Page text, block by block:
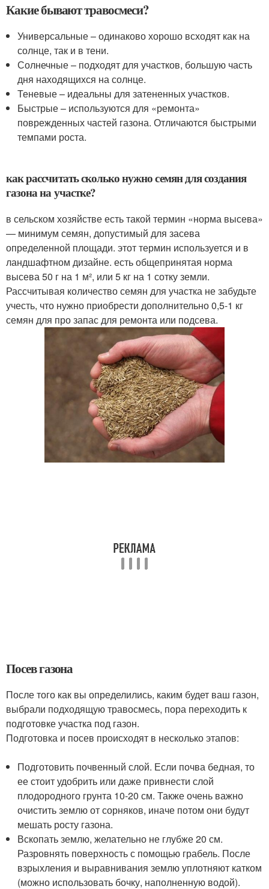
Какие бывают травосмеси?
Универсальные – одинаково хорошо всходят как на
солнце, так и в тени.
Солнечные – подходят для участков, большую часть
дня находящихся на солнце.
Теневые – идеальны для затененных участков.
Быстрые – используются для «ремонта»
поврежденных частей газона. Отличаются быстрыми
темпами роста.
как рассчитать сколько нужно семян для создания
газона на участке?
в сельском хозяйстве есть такой термин «норма высева»
— минимум семян, допустимый для засева
определенной площади. этот термин используется и в
ландшафтном дизайне. есть общепринятая норма
высева 50 г на 1 м², или 5 кг на 1 сотку земли.
Рассчитывая количество семян для участка не забудьте
учесть, что нужно приобрести дополнительно 0,5-1 кг
семян для про запас для ремонта или подсева.
Посев газона
После того как вы определились, каким будет ваш газон,
выбрали подходящую травосмесь, пора переходить к
подготовке участка под газон.
Подготовка и посев происходят в несколько этапов:
Подготовить почвенный слой. Если почва бедная, то
ее стоит удобрить или даже привнести слой
плодородного грунта 10-20 см. Также очень важно
очистить землю от сорняков, иначе потом они будут
мешать росту газона.
Вскопать землю, желательно не глубже 20 см.
Разровнять поверхность с помощью грабель. После
взрыхления и выравнивания землю уплотняют катком
(можно использовать бочку, наполненную водой).